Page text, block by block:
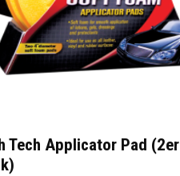
Tech Applicator Pad (2er